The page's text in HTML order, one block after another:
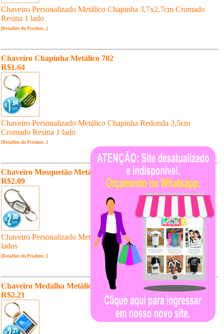
Chaveiro Personalizado Metálico Chapinha 3,7x2,7cm Cromado
Resina 1 lado
[Detalhes do Produto...]
Chaveiro Chapinha Metálico 702
R$1.64
Chaveiro Personalizado Metálico Chapinha Redonda 3,5cm
Cromado Resina 1 lado
[Detalhes do Produto...]
Chaveiro Mosquetão Metálico 131
R$2.09
Chaveiro Personalizado Metálico Mosquetão Cromado Resina 2
lados
[Detalhes do Produto...]
Chaveiro Medalha Metálico 510
R$2.21